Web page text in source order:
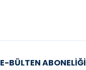
E-BÜLTEN ABONELIĞI